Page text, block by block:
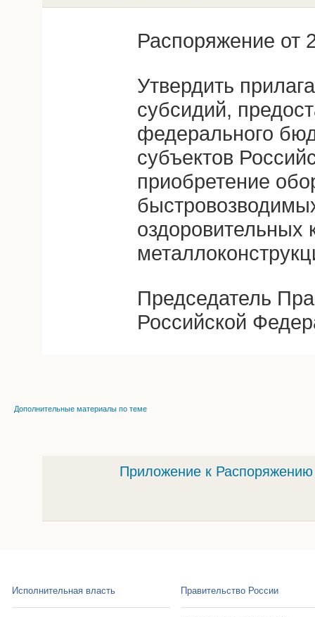
Распоряжение от
Утвердить
субсидий,
федерального
субъектов
приобретение
оздоровительных
Председатель
Российской
Дополнительные материалы по теме
Приложение к
Исполнительная власть Правительство России